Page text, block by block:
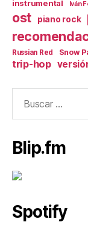
instrumental Iván
ost piano rock
Russian Red Snow
trip-hop
Blip.fm
Spotify